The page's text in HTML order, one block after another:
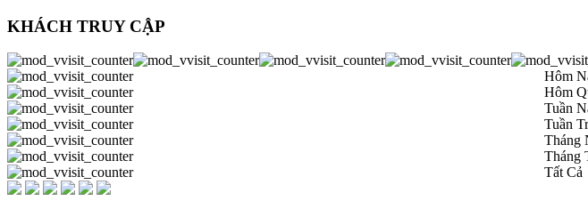
KHÁCH TRUY CẬP
Hôm
Hôm
Tuần
Tuần
Tháng
Tháng
Tất Cả